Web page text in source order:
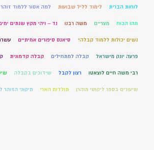
לוחות הברית לימוד לליל שבועות למה אסור ללמוד זוהר
מהו הכוח מצריים משה רבנו נד – ויהי מקץ שנתים
נשים יכולות ללמוד קבלה? סיאנס סיפורים אמיתיים
פרעה יונק מישראל קבלה למתחילים קבלה קדמונית
רבי משה חיים לוצאטו רצון לקבל שידוכים בקבלה
שיעורים בספר ליקוטי מוהרן תולדות הארי תיקוני הזוהר